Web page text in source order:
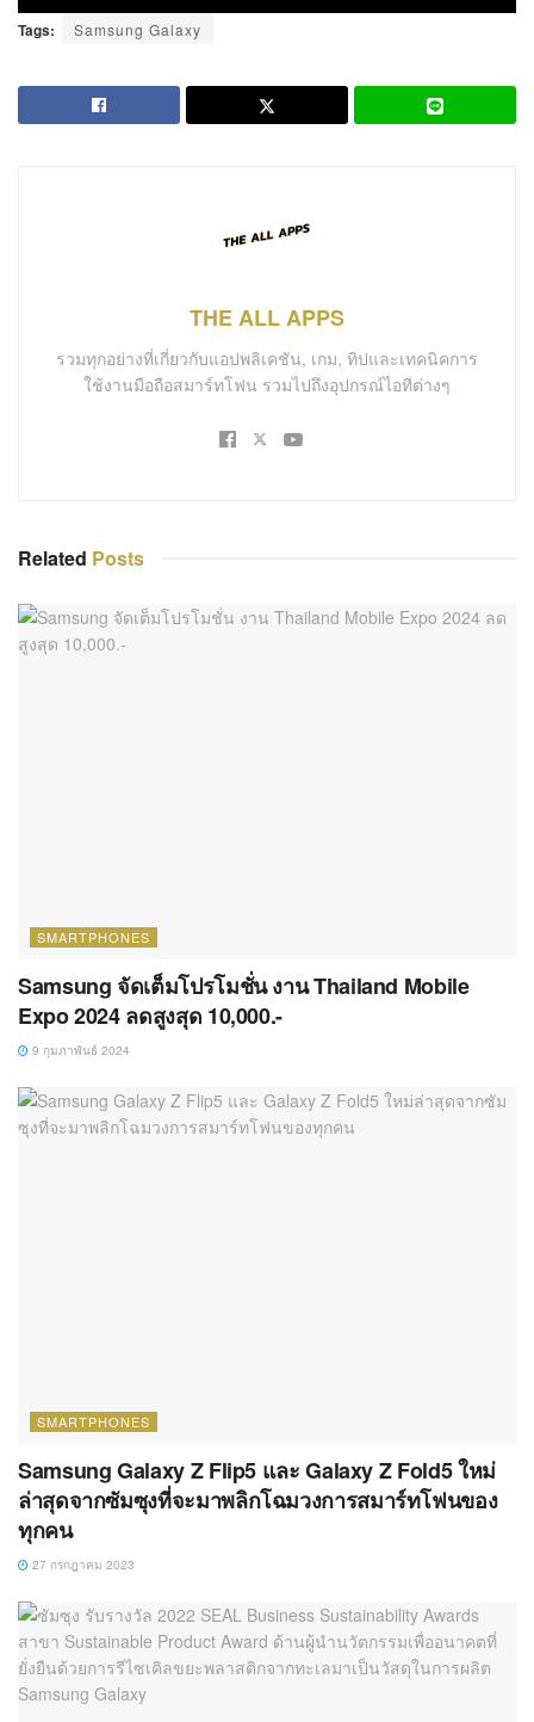
Tags: Samsung Galaxy
THE ALL APPS
รวมทุกอย่างที่เกี่ยวกับแอปพลิเคชัน, เกม, ทิปและเทคนิคการ
ใช้งานมือถือสมาร์ทโฟน รวมไปถึงอุปกรณ์ไอทีต่างๆ
Related Posts
SMARTPHONES
Samsung จัดเต็มโปรโมชั่น งาน Thailand Mobile
Expo 2024 ลดสูงสุด 10,000.-
9 กุมภาพันธ์ 2024
SMARTPHONES
Samsung Galaxy Z Flip5 และ Galaxy Z Fold5 ใหม่
ล่าสุดจากซัมซุงที่จะมาพลิกโฉมวงการสมาร์ทโฟนของ
ทุกคน
27 กรกฎาคม 2023